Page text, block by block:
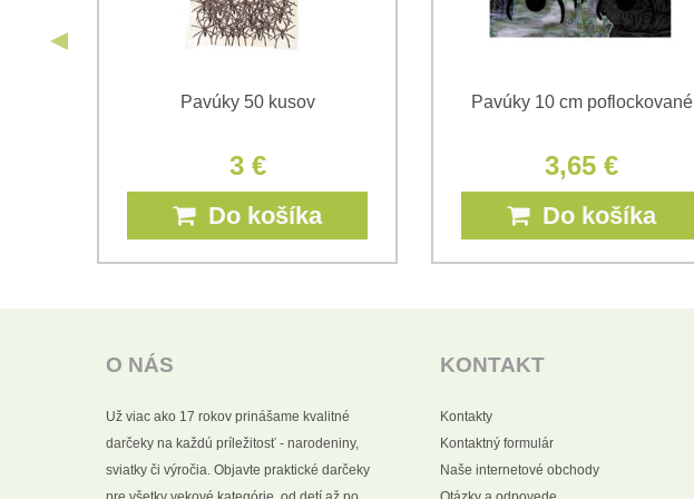
Pavúky 50 kusov
3 €
Do košíka
Pavúky 10 cm poflockované
3,65 €
Do košíka
O NÁS
Už viac ako 17 rokov prinášame kvalitné
darčeky na každú príležitosť - narodeniny,
sviatky či výročia. Objavte praktické darčeky
KONTAKT
Kontakty
Kontaktný formulár
Naše internetové obchody